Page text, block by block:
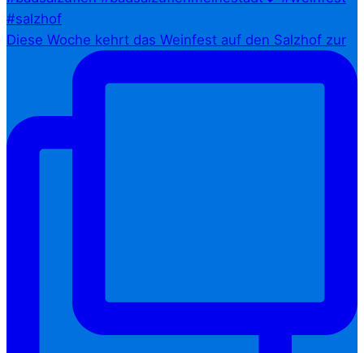
Diese Woche kehrt das Weinfest auf den Salzhof zur